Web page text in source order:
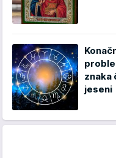
znaka
jeseni